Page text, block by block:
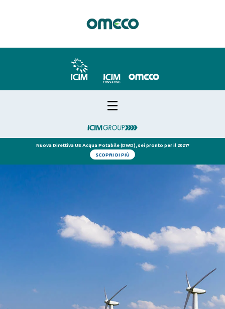
Nuova Direttiva UE Acqua Potabile (DWD), sei pronto per il 2027?
SCOPRI DI PIÙ